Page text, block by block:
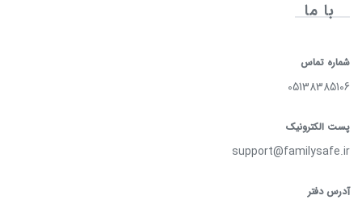
با ما
شماره تماس
05138385106
پست الکترونیک
support@familysafe.ir
آدرس دفتر